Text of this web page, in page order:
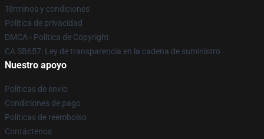
Términos y condiciones
Política de privacidad
DMCA - Política de Copyright
CA SB657: Ley de transparencia en la cadena de suministro
Nuestro apoyo
Políticas de envío
Condiciones de pago
Políticas de reembolso
Contáctenos